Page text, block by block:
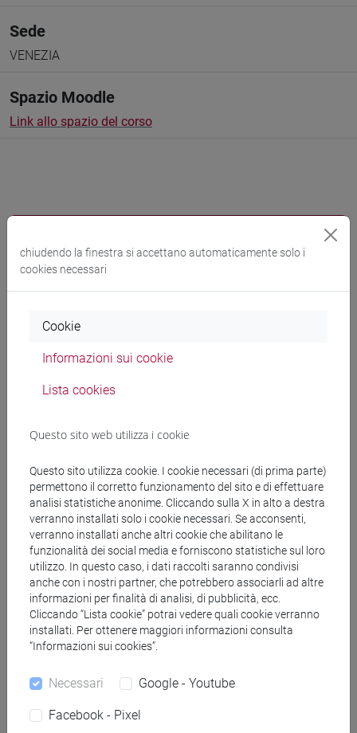
Sede
VENEZIA
Spazio Moodle
Link allo spazio del corso
Programma
Docenti
Materiali didattici
Materiali su Moodle
Corsi di studio e percorsi
[FT1] CONSERVAZIONE E GESTIONE DEI BENI
E DELLE ATTIVITÀ CULTURALI - Laurea
egart /tars tars egart
[FT3] LETTERE - Laurea
scienze del testo letterario e della comunicazione
archivistico bibliotecario
scienze del testo letterario e della comunicazione
chiudendo la finestra si accettano automaticamente solo i
cookies necessari
Cookie
Informazioni sui cookie
Lista cookies
Questo sito web utilizza i cookie
Questo sito utilizza cookie. I cookie necessari (di prima parte)
permettono il corretto funzionamento del sito e di effettuare
analisi statistiche anonime. Cliccando sulla X in alto a destra
verranno installati solo i cookie necessari. Se acconsenti,
verranno installati anche altri cookie che abilitano le
funzionalità dei social media e forniscono statistiche sul loro
utilizzo. In questo caso, i dati raccolti saranno condivisi
anche con i nostri partner, che potrebbero associarli ad altre
informazioni per finalità di analisi, di pubblicità, ecc.
Cliccando “Lista cookie” potrai vedere quali cookie verranno
installati. Per ottenere maggiori informazioni consulta
“Informazioni sui cookies”.
Necessari Google - Youtube
Facebook - Pixel